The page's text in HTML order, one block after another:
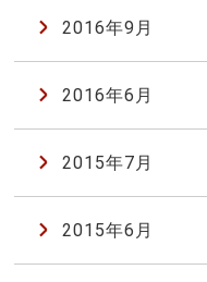
2016年9月
2016年6月
2015年7月
2015年6月